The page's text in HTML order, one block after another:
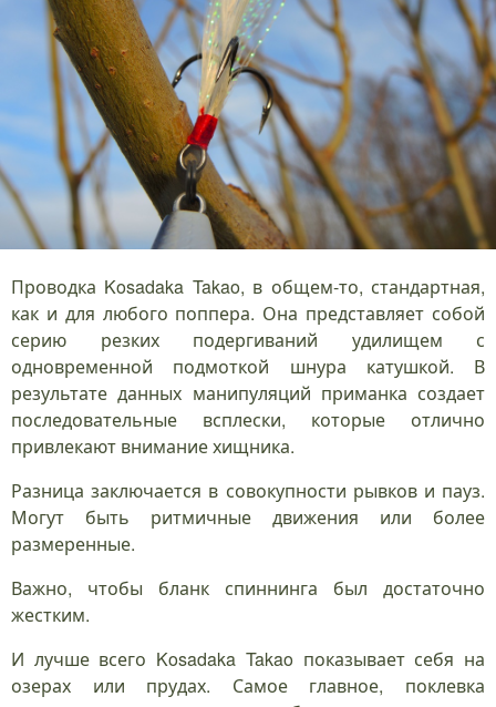
Проводка Kosadaka Takao, в общем-то, стандартная,
как и для любого поппера. Она представляет собой
серию резких подергиваний удилищем с
одновременной подмоткой шнура катушкой. В
результате данных манипуляций приманка создает
последовательные всплески, которые отлично
привлекают внимание хищника.
Разница заключается в совокупности рывков и пауз.
Могут быть ритмичные движения или более
размеренные.
Важно, чтобы бланк спиннинга был достаточно
жестким.
И лучше всего Kosadaka Takao показывает себя на
озерах или прудах. Самое главное, поклевка